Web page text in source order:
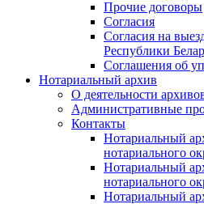
Прочие договоры
Согласия
Согласия на
Республики
Соглашения об
Нотариальный архив
О деятельности
Административные
Контакты
Нотариальный
нотариального
Нотариальный
нотариального
Нотариальный